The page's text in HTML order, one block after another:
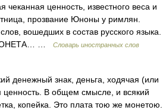
чеканная ценность, известного веса и
прозвание Юноны у римлян.
вошедших в состав русского языка.
…
Словарь иностранных слов
денежный знак, деньга, ходячая (или
ценность. В общем смысле, и всякий
копейка. Это плата тою же монетою.